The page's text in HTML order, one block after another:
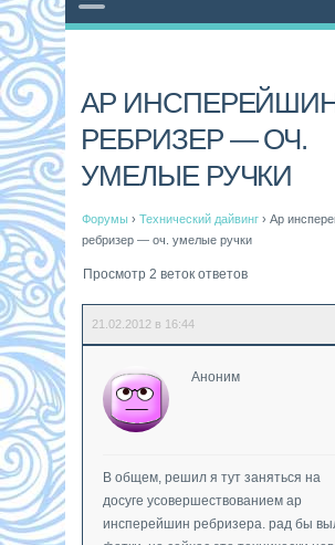
АP
РЕБРИЗЕР — ОЧ.
УМЕЛЫЕ РУЧКИ
Форумы › Технический дайвинг › Аp
ребризер — оч. умелые ручки
Просмотр 2 веток ответов
21.02.2012 в 16:44
Аноним
В общем, решил я тут заняться на
досуге усовершествованием ap
инсперейшин ребризера. рад бы